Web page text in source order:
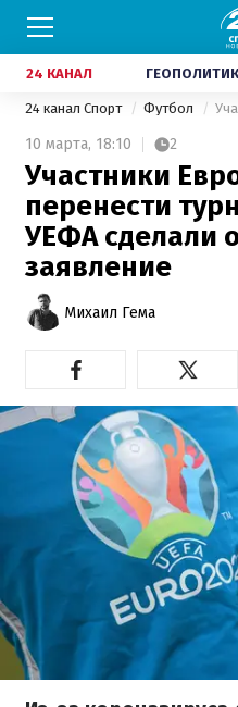
24 КАНАЛ
24 канал Спорт Футбол
10 марта, 18:10 2
Участники
перенести
УЕФА сделали
заявление
Михаил Гема